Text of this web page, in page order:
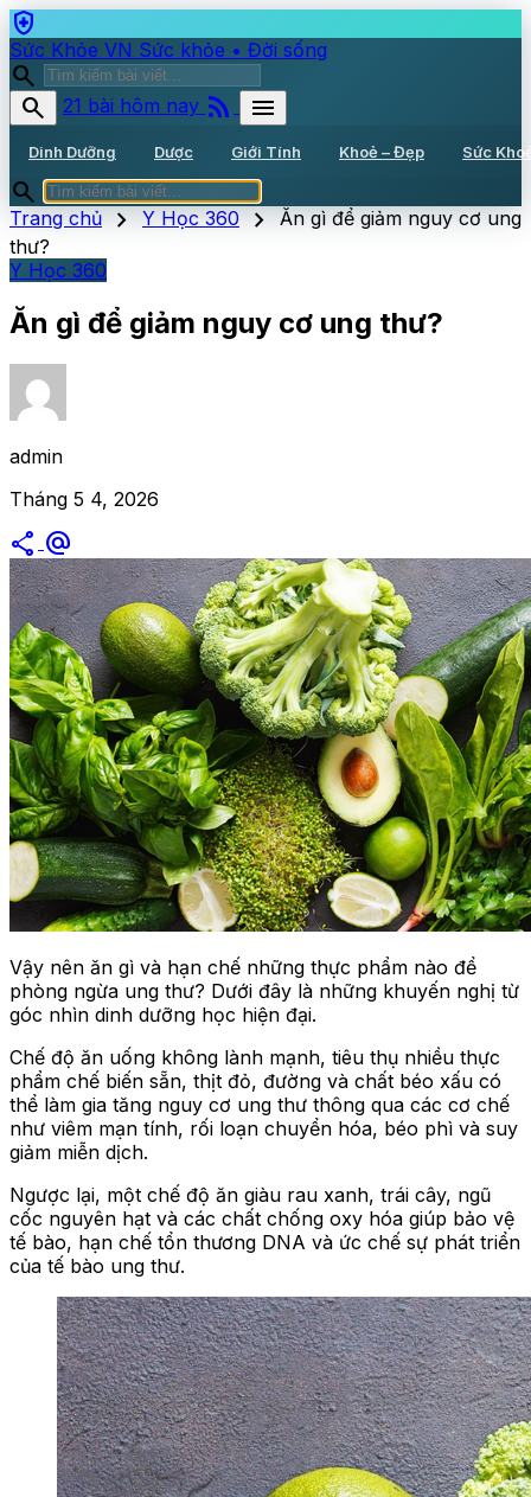
health_and_safety
Sức Khỏe VN Sức khỏe • Đời sống
search
search
21 bài hôm nay rss_feed menu
Dinh Dưỡng Dược Giới Tính Khoẻ – Đẹp Sức
search
Trang chủ chevron_right Y Học 360 chevron_right Ăn gì để giảm nguy cơ ung
thư?
Y Học 360
Ăn gì để giảm nguy cơ ung thư?
admin
Tháng 5 4, 2026
share alternate_email
Vậy nên ăn gì và hạn chế những thực phẩm nào để
phòng ngừa ung thư? Dưới đây là những khuyến nghị từ
góc nhìn dinh dưỡng học hiện đại.
Chế độ ăn uống không lành mạnh, tiêu thụ nhiều thực
phẩm chế biến sẵn, thịt đỏ, đường và chất béo xấu có
thể làm gia tăng nguy cơ ung thư thông qua các cơ chế
như viêm mạn tính, rối loạn chuyển hóa, béo phì và suy
giảm miễn dịch.
Ngược lại, một chế độ ăn giàu rau xanh, trái cây, ngũ
cốc nguyên hạt và các chất chống oxy hóa giúp bảo vệ
tế bào, hạn chế tổn thương DNA và ức chế sự phát triển
của tế bào ung thư.